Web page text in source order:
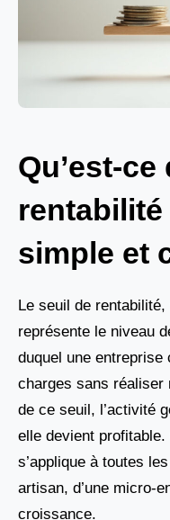
Qu’est-
simple et
Le seuil de
représente le niveau
duquel une entreprise
charges sans réaliser
de ce seuil, l’activité
elle devient
s’applique à toutes
artisan, d’une micro-
croissance.